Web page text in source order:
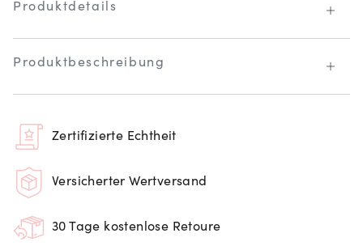
Produktdetails
Produktbeschreibung
Zertifizierte Echtheit
Versicherter Wertversand
30 Tage kostenlose Retoure